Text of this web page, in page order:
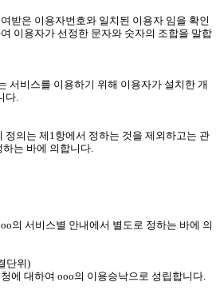
받은 이용자번호와 일치된 이용자 임을 확인
이용자가 선정한 문자와 숫자의 조합을 말합
서비스를 이용하기 위해 이용자가 설치한 개
다.
의는 제1항에서 정하는 것을 제외하고는 관
는 바에 의합니다.
의 서비스별 안내에서 별도로 정하는 바에 의
단위)
에 대하여 ooo의 이용승낙으로 성립합니다.